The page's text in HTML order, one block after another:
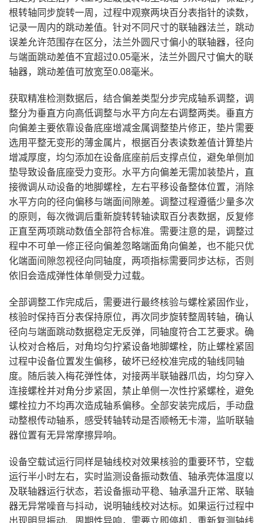
根转轴同步旋转一周，过程中观察两块百分表指针的读数，
记录一周内的跳动差值。针对不同尺寸的联轴器法兰，跳动
误差允许范围存在区分，法兰外圆尺寸偏小的联轴器，径向
与端面跳动差值不宜超过0.05毫米，法兰外圆尺寸偏大的联
轴器，跳动差值可放宽至0.08毫米。
获取精准检测数据后，结合偏差类型分步完成轴系调整，调
整分为垂直方向高低调整与水平方向左右调整两类。垂直方
向偏差主要依靠设备底座增减金属调整垫片修正，垫片需要
选用平整无变形的薄金属片，根据百分表读数差值计算垫片
增减厚度，均匀添加在设备底座前后支撑点位，避免单侧加
垫导致设备底座受力变形。水平方向偏差无需加装垫片，直
接微调从动设备的地脚螺栓，左右平移设备整体位置，消除
水平方向的径向偏移与端面间隙差。调整过程遵循少量多次
的原则，每次微调后重新旋转转轴读取百分表数据，反复修
正直至两项跳动数值全部符合标准。需要注意的是，调整过
程中不可单一修正径向偏差忽略端面角向偏差，也不能只优
化端面间隙忽视径向同轴度，两项指标需要同步达标，否则
依旧会造成弹性体单侧受力过载。
全部调整工作完成后，需要进行最终核验与螺栓紧固作业，
核验时保持百分表保持原位，再次同步旋转整周转轴，确认
径向与端面跳动数据稳定无反弹，同轴度符合工艺要求。确
认校对合格后，对角均匀拧紧设备地脚螺栓，防止螺栓紧固
过程中设备位置发生偏移，破坏已经校准完成的轴线同轴
度。随后装入梅花弹性体，对接两半联轴器爪齿，均匀穿入
连接螺栓并对角分步紧固，禁止单侧一次性拧紧螺栓，避免
螺栓拉力不均再次造成轴系偏移。全部安装完成后，手动盘
动整根传动轴系，感受转轴转动是否顺畅无卡滞，监听联轴
器位置有无异常摩擦异响。
设备空载试运行同样是轴线校对效果核验的重要环节，空载
运行半小时左右，实时监测设备振动数值、轴承壳体温度以
及联轴器运行状态，若设备振动平稳、轴承温升正常、联轴
器无异常噪音与抖动，说明轴线校对达标。如果运行过程中
出现明显振动、周期性异响，需要立即停机，重新复测轴线